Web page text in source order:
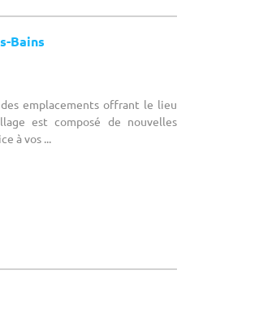
Bains
emplacements offrant le lieu
est composé de nouvelles
à vos ...